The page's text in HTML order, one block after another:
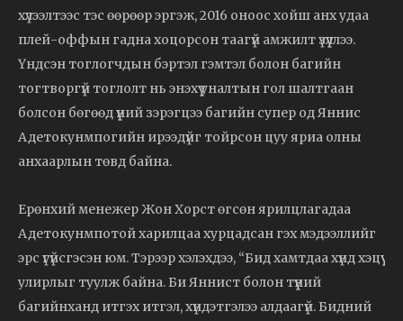
хүлээлтээс тэс өөрөөр эргэж, 2016 оноос хойш анх удаа
плей-оффын гадна хоцорсон таагүй амжилт үзүүллээ.
Үндсэн тоглогчдын бэртэл гэмтэл болон багийн
тогтворгүй тоглолт нь энэхүү уналтын гол шалтгаан
болсон бөгөөд үүний зэрэгцээ багийн супер од Яннис
Адетокунмпогийн ирээдүйг тойрсон цуу яриа олны
анхаарлын төвд байна.
Ерөнхий менежер Жон Хорст өгсөн ярилцлагадаа
Адетокунмпотой харилцаа хурцадсан гэх мэдээллийг
эрс үгүйсгэсэн юм. Тэрээр хэлэхдээ, “Бид хамтдаа хүнд хэцүү
улирлыг туулж байна. Би Яннист болон түүний
багийнханд итгэх итгэл, хүндэтгэлээ алдаагүй. Бидний